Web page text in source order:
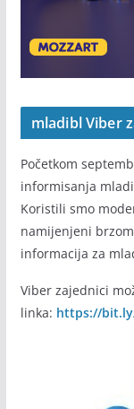
mladibl Viber
Početkom
informisanja
Koristili smo
namijenjeni
informacija za
Viber zajednici
linka: https://bit.ly/